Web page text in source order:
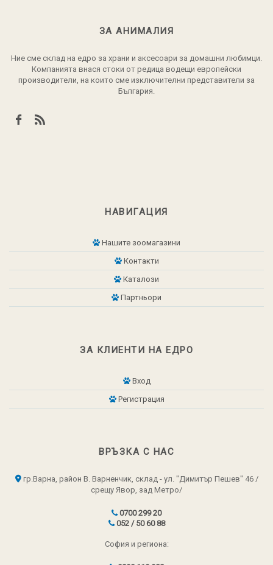
ЗА АНИМАЛИЯ
Ние сме склад на едро за храни и аксесоари за домашни любимци.
Компанията внася стоки от редица водещи европейски
производители, на които сме изключителни представители за
България.
НАВИГАЦИЯ
Нашите зоомагазини
Контакти
Каталози
Партньори
ЗА КЛИЕНТИ НА ЕДРО
Вход
Регистрация
ВРЪЗКА С НАС
гр.Варна, район В. Варненчик, склад - ул. "Димитър Пешев" 46 /
срещу Явор, зад Метро/
0700 299 20
052 / 50 60 88
София и региона: